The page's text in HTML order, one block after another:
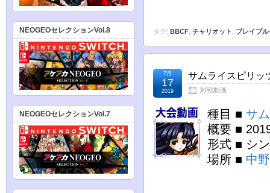
タグ: BBCF チャリオット ブレイブル
サムライスピリ
対戦動画
7月
17
2019
種目 ■ サ
概要 ■
形式 ■ シ
場所 ■ 中
NEOGEOセレクションVol.8
NEOGEOセレクションVol.7